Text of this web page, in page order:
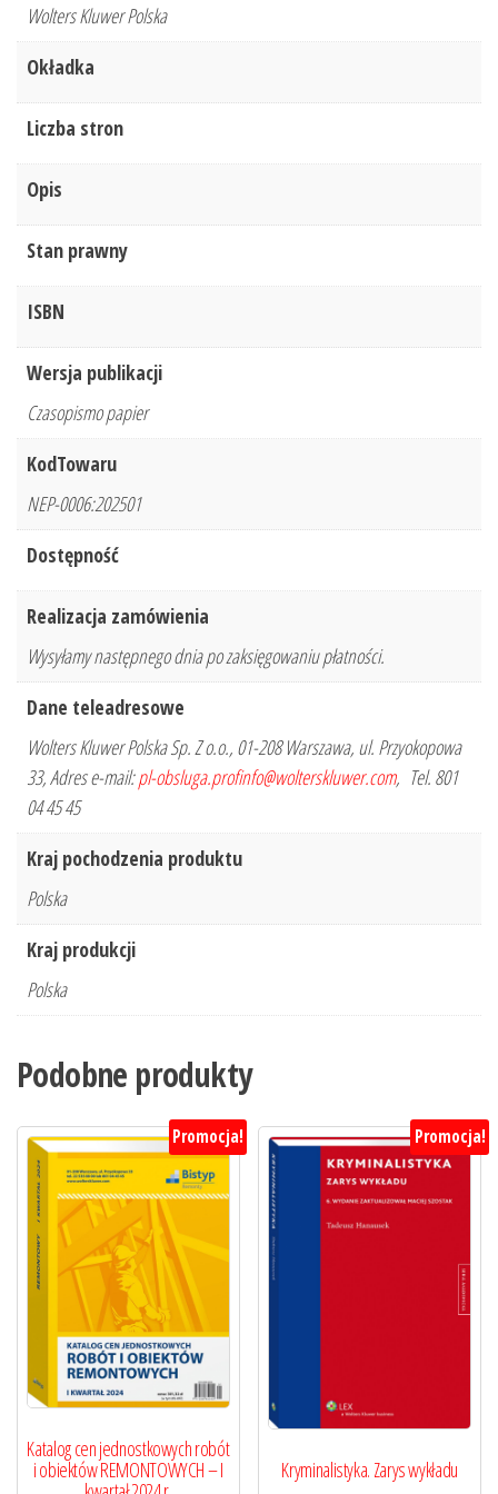
Wolters Kluwer Polska
Okładka
Liczba stron
Opis
Stan prawny
ISBN
Wersja publikacji
Czasopismo papier
KodTowaru
NEP-0006:202501
Dostępność
Realizacja zamówienia
Wysyłamy następnego dnia po zaksięgowaniu płatności.
Dane teleadresowe
Wolters Kluwer Polska Sp. Z o.o., 01-208 Warszawa, ul. Przyokopowa
33, Adres e-mail:pl-obsluga.profinfo@wolterskluwer.com, Tel. 801
04 45 45
Kraj pochodzenia produktu
Polska
Kraj produkcji
Polska
Podobne produkty
Promocja!
Katalog cen jednostkowych robót
i obiektów REMONTOWYCH – I
Promocja!
Kryminalistyka. Zarys wykładu